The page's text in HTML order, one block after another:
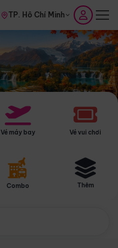
TP. Hồ Chí Minh
Vé máy bay Vé vui chơi
Combo Thêm